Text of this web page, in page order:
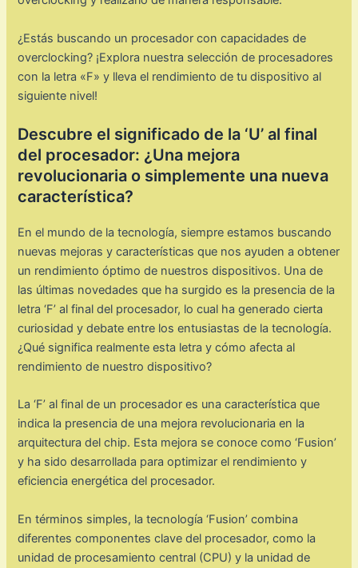
¿Estás buscando un procesador con capacidades de
overclocking? ¡Explora nuestra selección de procesadores
con la letra «F» y lleva el rendimiento de tu dispositivo al
siguiente nivel!
Descubre el significado de la ‘U’ al final
del procesador: ¿Una mejora
revolucionaria o simplemente una nueva
característica?
En el mundo de la tecnología, siempre estamos buscando
nuevas mejoras y características que nos ayuden a obtener
un rendimiento óptimo de nuestros dispositivos. Una de
las últimas novedades que ha surgido es la presencia de la
letra ‘F’ al final del procesador, lo cual ha generado cierta
curiosidad y debate entre los entusiastas de la tecnología.
¿Qué significa realmente esta letra y cómo afecta al
rendimiento de nuestro dispositivo?
La ‘F’ al final de un procesador es una característica que
indica la presencia de una mejora revolucionaria en la
arquitectura del chip. Esta mejora se conoce como ‘Fusion’
y ha sido desarrollada para optimizar el rendimiento y
eficiencia energética del procesador.
En términos simples, la tecnología ‘Fusion’ combina
diferentes componentes clave del procesador, como la
unidad de procesamiento central (CPU) y la unidad de